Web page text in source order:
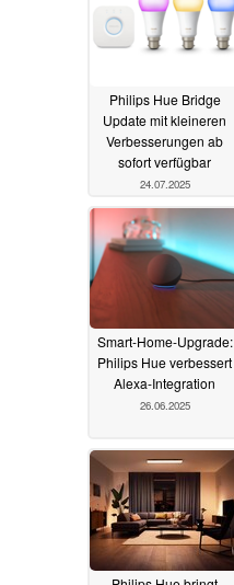
Philips Hue Bridge
Update mit kleineren
Verbesserungen ab
sofort verfügbar
24.07.2025
Smart-Home-Upgrade:
Philips Hue verbessert
Alexa-Integration
26.06.2025